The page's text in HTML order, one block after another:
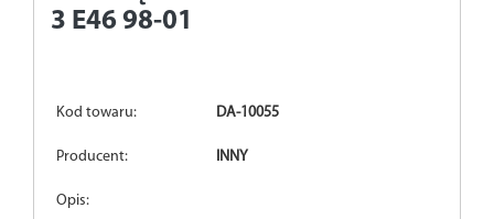
3 E46 98-01
Kod towaru: DA-10055
Producent: INNY
Opis: